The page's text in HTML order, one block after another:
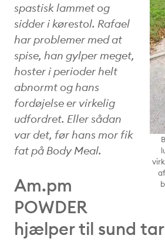
spastisk lammet og
sidder i kørestol. Rafael
har problemer med at
spise, han gylper meget,
hoster i perioder helt
abnormt og hans
fordøjelse er virkelig
udfordret. Eller sådan
var det, før hans mor fik
fat på Body Meal.
Am.pm
POWDER
hjælper til sund